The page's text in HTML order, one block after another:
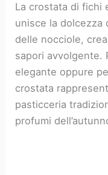
La crostata di fichi
unisce la dolcezza
delle nocciole,
sapori
elegante oppure
crostata
pasticceria
profumi